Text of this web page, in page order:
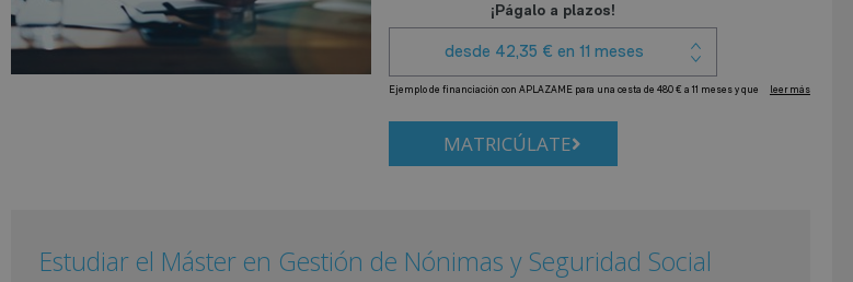
MATRICÚLATE
Estudiar el Máster en Gestión de Nónimas y Seguridad Social